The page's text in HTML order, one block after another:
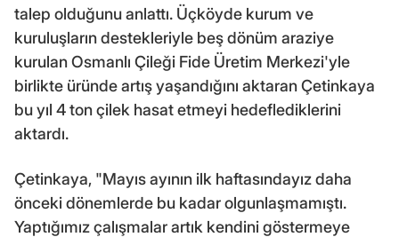
talep olduğunu anlattı. Üçköyde kurum ve
kuruluşların destekleriyle beş dönüm araziye
kurulan Osmanlı Çileği Fide Üretim Merkezi'yle
birlikte üründe artış yaşandığını aktaran Çetinkaya
bu yıl 4 ton çilek hasat etmeyi hedeflediklerini
aktardı.
Çetinkaya, "Mayıs ayının ilk haftasındayız daha
önceki dönemlerde bu kadar olgunlaşmamıştı.
Yaptığımız çalışmalar artık kendini göstermeye